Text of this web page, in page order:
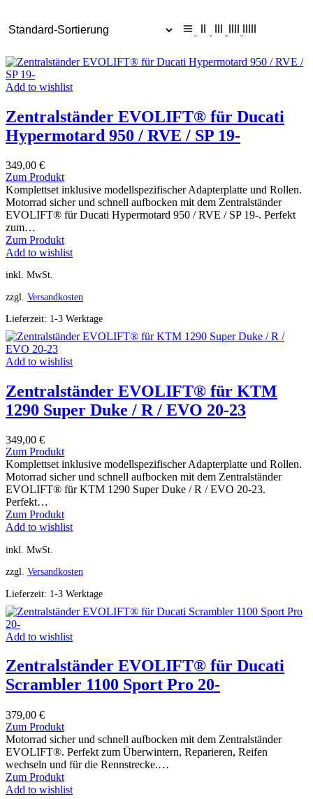
Add to wishlist
Zentralständer EVOLIFT® für Ducati
Hypermotard 950 / RVE / SP 19-
349,00 €
Zum Produkt
Komplettset inklusive modellspezifischer Adapterplatte und Rollen.
Motorrad sicher und schnell aufbocken mit dem Zentralständer
EVOLIFT® für Ducati Hypermotard 950 / RVE / SP 19-. Perfekt
zum…
Zum Produkt
Add to wishlist
inkl. MwSt.
zzgl. Versandkosten
Lieferzeit: 1-3 Werktage
Add to wishlist
Zentralständer EVOLIFT® für KTM
1290 Super Duke / R / EVO 20-23
349,00 €
Zum Produkt
Komplettset inklusive modellspezifischer Adapterplatte und Rollen.
Motorrad sicher und schnell aufbocken mit dem Zentralständer
EVOLIFT® für KTM 1290 Super Duke / R / EVO 20-23.
Perfekt…
Zum Produkt
Add to wishlist
inkl. MwSt.
zzgl. Versandkosten
Lieferzeit: 1-3 Werktage
Add to wishlist
Zentralständer EVOLIFT® für Ducati
Scrambler 1100 Sport Pro 20-
379,00 €
Zum Produkt
Motorrad sicher und schnell aufbocken mit dem Zentralständer
EVOLIFT®. Perfekt zum Überwintern, Reparieren, Reifen
wechseln und für die Rennstrecke.…
Zum Produkt
Add to wishlist